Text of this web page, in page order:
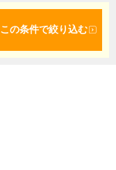
この条件で絞り込む